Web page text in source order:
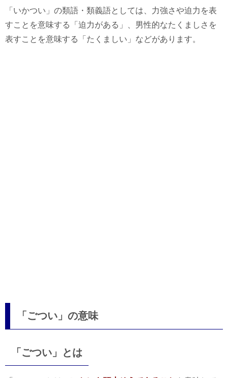
「いかつい」の類語・類義語としては、力強さや迫力を表
すことを意味する「迫力がある」、男性的なたくましさを
表すことを意味する「たくましい」などがあります。
「ごつい」の意味
「ごつい」とは